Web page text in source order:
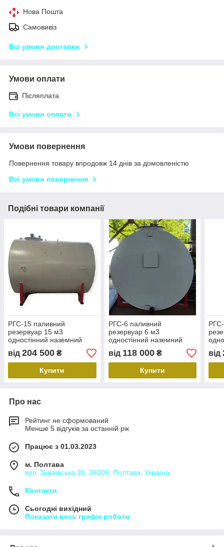
Нова Пошта
Самовивіз
Всі умови доставки
Умови оплати
Післяплата
Всі умови оплати
Умови повернення
Повернення товару впродовж 14 днів за домовленістю
Всі умови повернення
Подібні товари компанії
РГС-15 паливний
резервуар 15 м3
одностінний наземний
(після кап. ремонту)
від 204 500 ₴
Купити
РГС-6 паливний
резервуар 6 м3
одностінний наземний
(після кап. ремонту)
від 118 000₴
Купити
від
Про нас
Рейтинг не сформований
Менше 5 відгуків за останній рік
Працює з 01.03.2023
м. Полтава
вул. Зіньківська 35, 36009, Полтава, Україна
Контакти
Сьогодні вихідний
Показати весь графік роботи